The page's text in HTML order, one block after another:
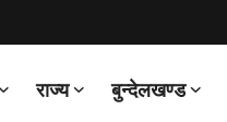
राज्य बुन्देलखण्ड